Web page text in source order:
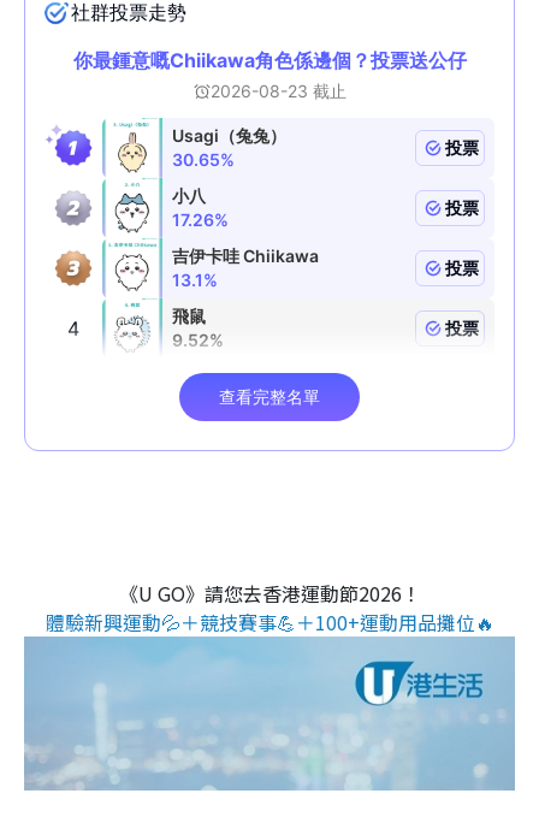
《U GO》請您去香港運動節2026！
體驗新興運動💦＋競技賽事💪＋100+運動用品攤位🔥